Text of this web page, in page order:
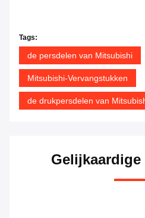
Tags:
de persdelen van Mitsubishi
Mitsubishi-Vervangstukken
de drukpersdelen van